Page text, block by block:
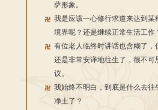
萨形象。
我是应该一心修行求道来达到某
境界呢？还是继续正常生活工作
有位老人临终时讲话也含糊了，
还是非常安详地往生了，很不可
议。
我始终不明白，到底是什么去往
净土了？